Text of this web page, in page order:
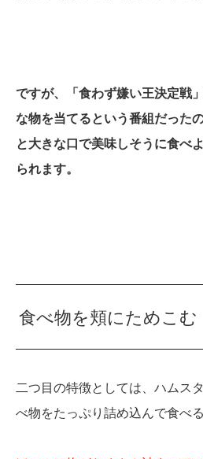
ですが、「食わず嫌い王決定戦
な物を当てるという番組だった
と大きな口で美味しそうに食べ
られます。
食べ物を頬にためこむ
二つ目の特徴としては、ハムス
べ物をたっぷり詰め込んで食べ